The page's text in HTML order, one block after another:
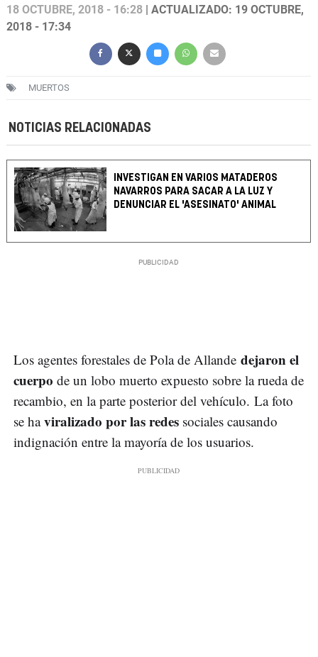
18 OCTUBRE, 2018 - 16:28 | ACTUALIZADO: 19 OCTUBRE,
2018 - 17:34
MUERTOS
NOTICIAS RELACIONADAS
INVESTIGAN EN VARIOS MATADEROS
NAVARROS PARA SACAR A LA LUZ Y
DENUNCIAR EL 'ASESINATO' ANIMAL
Los agentes forestales de Pola de Allande dejaron el
cuerpo de un lobo muerto expuesto sobre la rueda de
recambio, en la parte posterior del vehículo. La foto
se haviralizado por las redes sociales causando
indignación entre la mayoría de los usuarios.